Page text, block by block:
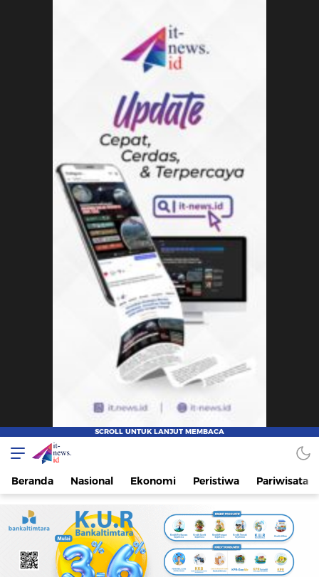
IT-NEWS
Update Cepat, Cerdas, dan Terpercaya
Beranda Nasional Ekonomi Peristiwa Pariwisata